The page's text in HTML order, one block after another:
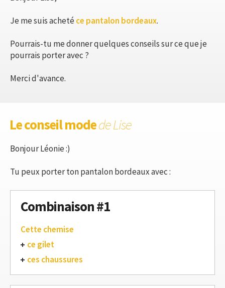
Je me suis achetéce pantalon bordeaux.
Pourrais-tu me donner quelques conseils sur ce que je
pourrais porter avec ?
Merci d'avance.
Le conseil modede Lise
Bonjour Léonie :)
Tu peux porter ton pantalon bordeaux avec :
Combinaison #1
Cette chemise
ce gilet
ces chaussures